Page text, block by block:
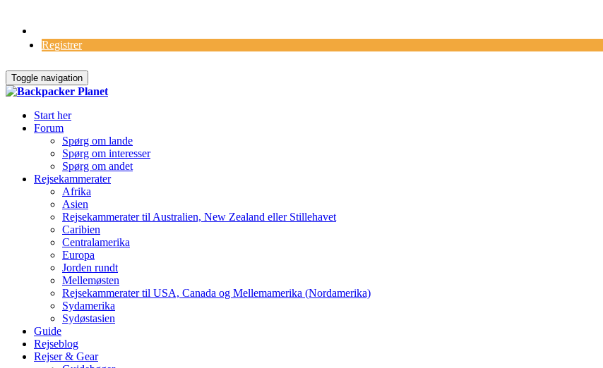
Registrer
Toggle navigation
Start her
Forum
Spørg om lande
Spørg om interesser
Spørg om andet
Rejsekammerater
Afrika
Asien
Rejsekammerater til Australien, New Zealand eller Stillehavet
Caribien
Centralamerika
Europa
Jorden rundt
Mellemøsten
Rejsekammerater til USA, Canada og Mellemamerika (Nordamerika)
Sydamerika
Sydøstasien
Guide
Rejseblog
Rejser & Gear